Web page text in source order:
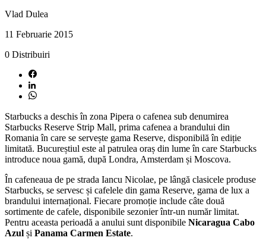
Vlad Dulea
11 Februarie 2015
0 Distribuiri
Starbucks a deschis în zona Pipera o cafenea sub denumirea
Starbucks Reserve Strip Mall, prima cafenea a brandului din
Romania în care se servește gama Reserve, disponibilă în ediție
limitată. Bucureștiul este al patrulea oraș din lume în care Starbucks
introduce noua gamă, după Londra, Amsterdam și Moscova.
În cafeneaua de pe strada Iancu Nicolae, pe lângă clasicele produse
Starbucks, se servesc și cafelele din gama Reserve, gama de lux a
brandului internațional. Fiecare promoție include câte două
sortimente de cafele, disponibile sezonier într-un număr limitat.
Pentru aceasta perioadă a anului sunt disponibile Nicaragua Cabo
Azul și Panama Carmen Estate.